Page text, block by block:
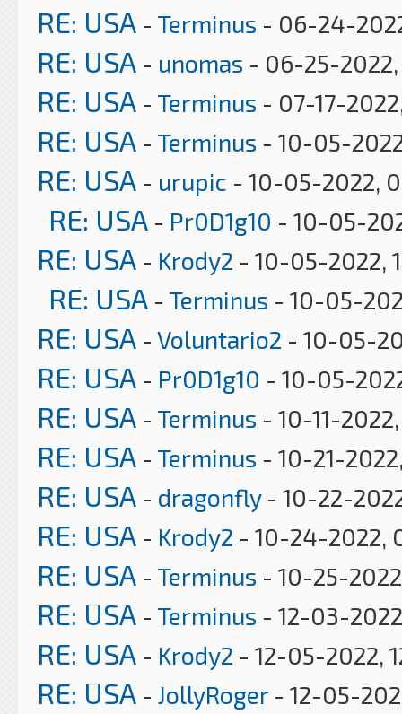
RE: USA - Terminus - 06-24-
RE: USA - unomas - 06-25-2022,
RE: USA - Terminus - 07-17-
RE: USA - Terminus - 10-05-
RE: USA - urupic - 10-05-2022,
RE: USA - Pr0D1g10 - 10-05-
RE: USA - Krody2 - 10-05-2022,
RE: USA - Terminus - 10-05-
RE: USA - Voluntario2 - 10-05-
RE: USA - Pr0D1g10 - 10-05-
RE: USA - Terminus - 10-11-
RE: USA - Terminus - 10-21-
RE: USA - dragonfly- 10-22-
RE: USA - Krody2 - 10-24-2022,
RE: USA - Terminus - 10-25-
RE: USA - Terminus - 12-03-
RE: USA - Krody2 - 12-05-2022,
RE: USA - JollyRoger- 12-05-